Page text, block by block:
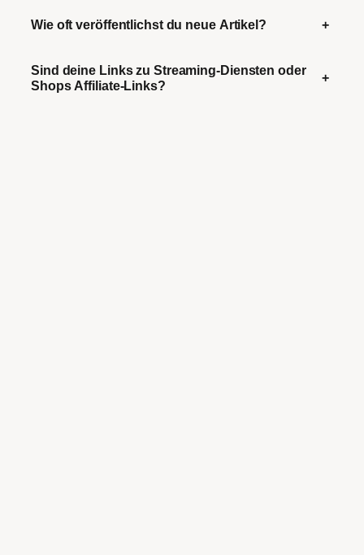
Wie oft veröffentlichst du neue Artikel? +
Sind deine Links zu Streaming-Diensten oder
Shops Affiliate-Links?
+